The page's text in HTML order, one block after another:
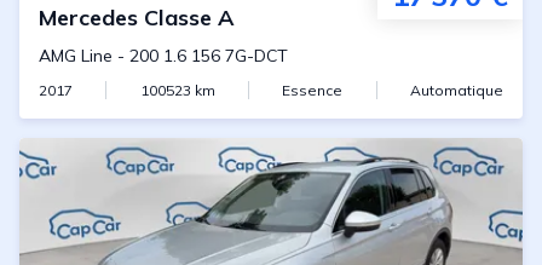
Mercedes Classe A
AMG Line - 200 1.6 156 7G-DCT
2017 100523 km Essence Automatique